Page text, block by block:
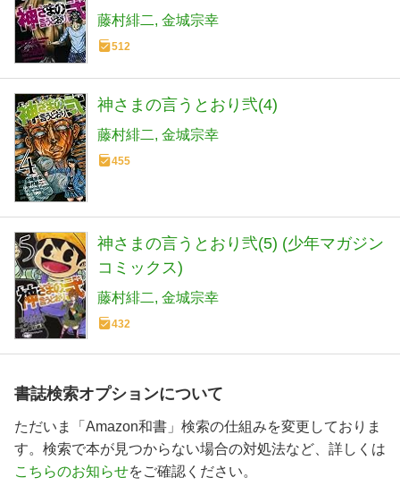
藤村緋二 金城宗幸
512
神さまの言うとおり弐(4)
藤村緋二 金城宗幸
455
神さまの言うとおり弐(5) (少年マガジン
コミックス)
藤村緋二 金城宗幸
432
書誌検索オプションについて
ただいま「Amazon和書」検索の仕組みを変更しておりま
す。検索で本が見つからない場合の対処法など、詳しくは
こちらのお知らせをご確認ください。